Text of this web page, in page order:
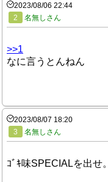
2023/08/06 22:44
2
名無しさん
>>1
なに言うとんねん
2023/08/07 18:20
3
名無しさん
ｺﾞｷ味SPECIALを出せ。